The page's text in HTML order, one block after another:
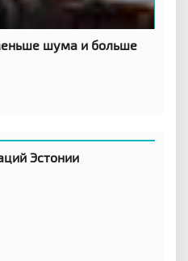
шума и больше
Эстонии